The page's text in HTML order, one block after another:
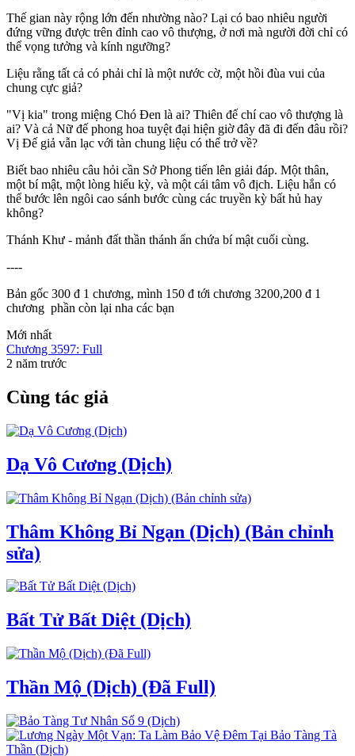
Thế gian này rộng lớn đến nhường nào? Lại có bao nhiêu người
đứng vững được trên đỉnh cao vô thượng, ở nơi mà người đời chỉ có
thể vọng tưởng và kính ngưỡng?
Liệu rằng tất cả có phải chỉ là một nước cờ, một hồi đùa vui của
chung cực giả?
"Vị kia" trong miệng Chó Đen là ai? Thiên đế chí cao vô thượng là
ai? Và cả Nữ đế phong hoa tuyệt đại hiện giờ đây đã đi đến đâu rồi?
Vị Đế giả vẫn lạc với tàn chung liệu có thể trở về?
Biết bao nhiêu câu hỏi cần Sở Phong tiến lên giải đáp. Một thân,
một bí mật, một lòng hiếu kỳ, và một cái tâm vô địch. Liệu hắn có
thể bước lên ngôi cao sánh bước cùng các truyền kỳ bất hủ hay
không?
Thánh Khư - mảnh đất thần thánh ẩn chứa bí mật cuối cùng.
----
Bản gốc 300 đ 1 chương, mình 150 đ tới chương 3200,200 đ 1
chương phần còn lại nha các bạn
Mới nhất
Chương 3597: Full
2 năm trước
Cùng tác giả
Dạ Vô Cương (Dịch)
Thâm Không Bỉ Ngạn (Dịch) (Bản chỉnh
sửa)
Bất Tử Bất Diệt (Dịch)
Thần Mộ (Dịch) (Đã Full)